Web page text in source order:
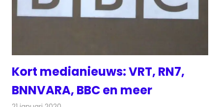
Kort medianieuws: VRT, RN7,
BNNVARA, BBC en meer